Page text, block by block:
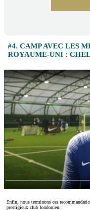
#4. CAMP AVEC LES
ROYAUME-UNI :
Enfin, nous terminons ces
prestigieux club londonien.